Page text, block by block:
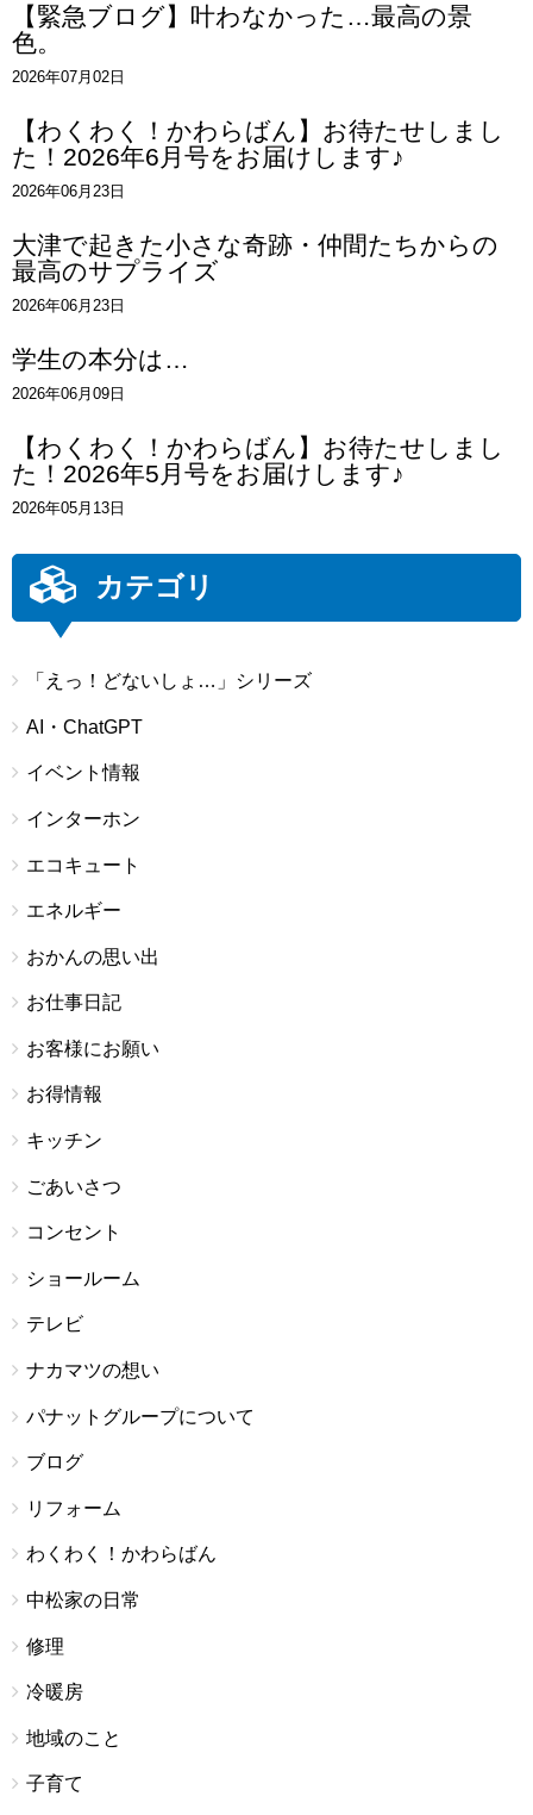
【緊急ブログ】叶わなかった…最高の景
色。
2026年07月02日
【わくわく！かわらばん】お待たせしまし
た！2026年6月号をお届けします♪
2026年06月23日
大津で起きた小さな奇跡・仲間たちからの
最高のサプライズ
2026年06月23日
学生の本分は…
2026年06月09日
【わくわく！かわらばん】お待たせしまし
た！2026年5月号をお届けします♪
2026年05月13日
カテゴリ
「えっ！どないしょ…」シリーズ
AI・ChatGPT
イベント情報
インターホン
エコキュート
エネルギー
おかんの思い出
お仕事日記
お客様にお願い
お得情報
キッチン
ごあいさつ
コンセント
ショールーム
テレビ
ナカマツの想い
パナットグループについて
ブログ
リフォーム
わくわく！かわらばん
中松家の日常
修理
冷暖房
地域のこと
子育て